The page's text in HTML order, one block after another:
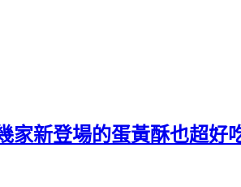
家新登場的蛋黃酥也超